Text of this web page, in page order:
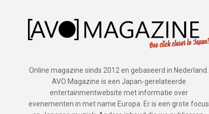
Online magazine sinds 2012 en gebaseerd in Nederland.
AVO Magazine is een Japan-gerelateerde
entertainmentwebsite met informatie over
evenementen in met name Europa. Er is een grote focus